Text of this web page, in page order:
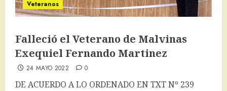
Veteranos
Falleció el Veterano de Malvinas
Exequiel Fernando Martinez
24 MAYO 2022 0
DE ACUERDO A LO ORDENADO EN TXT Nº 239